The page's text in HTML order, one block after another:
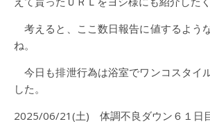
考えると、ここ数日報告に値するよう
ね。
今日も排泄行為は浴室でワンコスタイ
した。
2025/06/21(土) 体調不良ダウン６１日